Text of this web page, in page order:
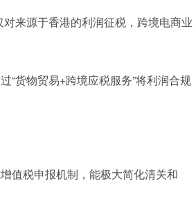
来源于香港的利润征税，跨境电商业
“货物贸易+跨境应税服务”将利润合规
值税申报机制，能极大简化清关和